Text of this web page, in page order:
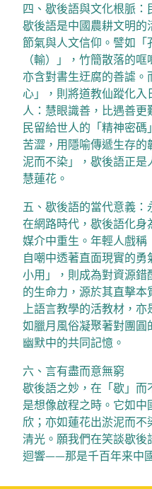
四、歇後語與文化根脈：
歇後語是中國農耕文明
節氣與人文信仰。譬如
（輸）」，竹簡散落的
亦含對書生迂腐的善謔
心」，則將道教仙蹤化
人：慧眼識善，比遇善
民留給世人的「精神密
苦澀，用隱喻傳遞生存
泥而不染」，歇後語正
慧蓮花。
五、歇後語的當代意義
在網路時代，歇後語化
媒介中重生。年輕人戲
自嘲中透著直面現實的
小用」，則成為對資源
的生命力，源於其直擊
上語言教學的活教材，
如臘月風俗凝聚著對團
幽默中的共同記憶。
六、言有盡而意無窮
歇後語之妙，在「歇」而
是想像啟程之時。它如
欣；亦如蓮花出淤泥而
清光。願我們在笑談歇後
迴響——那是千百年来中